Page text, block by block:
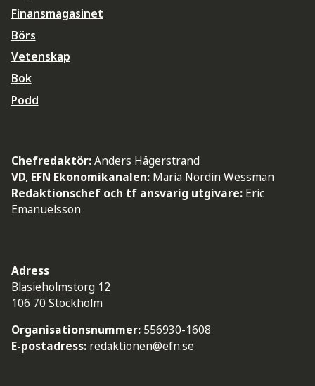
Finansmagasinet
Börs
Vetenskap
Bok
Podd
Chefredaktör:Anders Hägerstrand
VD, EFN Ekonomikanalen: Maria Nordin Wessman
Redaktionschef och tf ansvarig utgivare: Eric
Emanuelsson
Adress
Blasieholmstorg 12
106 70 Stockholm
Organisationsnummer: 556930-1608
E-postadress: redaktionen@efn.se